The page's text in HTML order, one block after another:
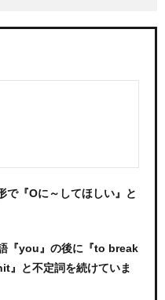
で『Oに～してほしい』と
『you』の後に『to break
と不定詞を続けていま